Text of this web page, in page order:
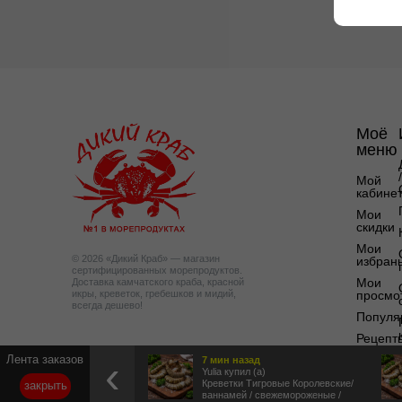
© 2026 «Дикий Краб» — магазин
сертифицированных морепродуктов.
Доставка камчатского краба, красной
икры, креветок, гребешков и мидий,
всегда дешево!
Моё
меню
Мой
кабинет
Мои
скидки
Мои
Мои
/
Лента заказов
закрыть
‹ 7 мин назад
Yulia купил (а)
Креветки Тигровые Королевские/
ваннамей / свежемороженые /